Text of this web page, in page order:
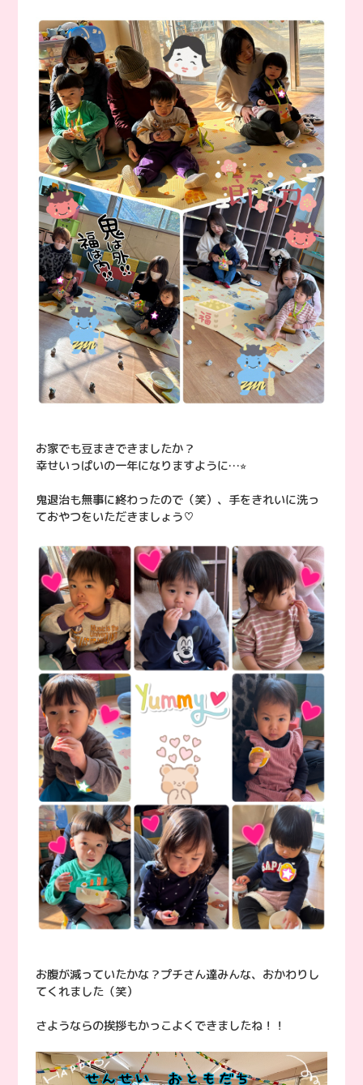
お家でも豆まきできましたか？
幸せいっぱいの一年になりますように…⭐︎
鬼退治も無事に終わったので（笑）、手をきれいに洗っ
ておやつをいただきましょう♡
お腹が減っていたかな？プチさん達みんな、おかわりし
てくれました（笑）
さようならの挨拶もかっこよくできましたね！！